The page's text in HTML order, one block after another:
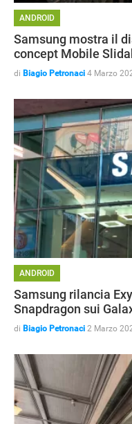
ANDROID
Samsung mostra il
concept Mobile
di Biagio Petronaci 4 Marzo
ANDROID
Samsung rilancia
Snapdragon sui
di Biagio Petronaci 2 Marzo